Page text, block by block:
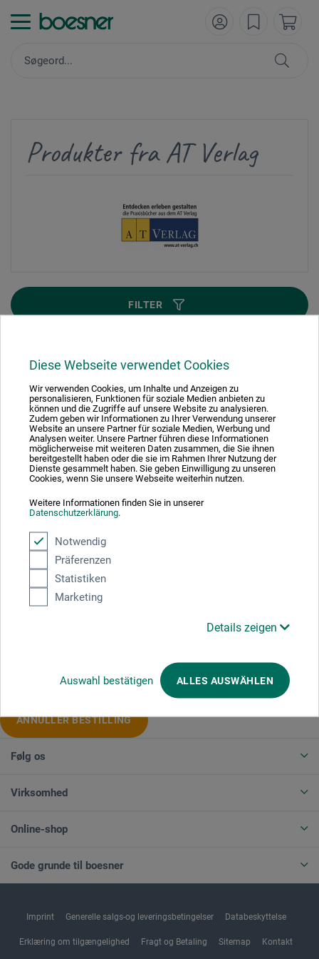
Diese Webseite verwendet Cookies
Wir verwenden Cookies, um Inhalte und Anzeigen zu
personalisieren, Funktionen für soziale Medien anbieten zu
können und die Zugriffe auf unsere Website zu analysieren.
Zudem geben wir Informationen zu Ihrer Verwendung unserer
Website an unsere Partner für soziale Medien, Werbung und
Analysen weiter. Unsere Partner führen diese Informationen
möglicherweise mit weiteren Daten zusammen, die Sie ihnen
bereitgestellt haben oder die sie im Rahmen Ihrer Nutzung der
Dienste gesammelt haben. Sie geben Einwilligung zu unseren
Cookies, wenn Sie unsere Webseite weiterhin nutzen.
Weitere Informationen finden Sie in unserer
Datenschutzerklärung.
Notwendig
Präferenzen
Statistiken
Marketing
Details zeigen
Auswahl bestätigen ALLES AUSWÄHLEN
Produkter fra AT Verlag
FILTER
1
Absolut sikker
Betalingsmetoder
ANNULLER BESTILLING
Følg os
Virksomhed
Online-shop
Gode grunde til boesner
Imprint Generelle salgs-og leveringsbetingelser Databeskyttelse
Erklæring om tilgængelighed Fragt og Betaling Sitemap Kontakt